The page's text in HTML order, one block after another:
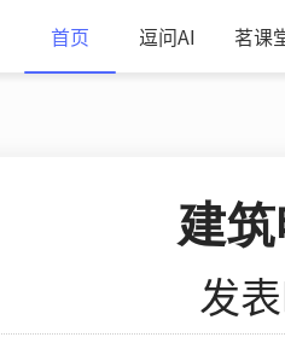
首页 逗问AI 茗课
建
发